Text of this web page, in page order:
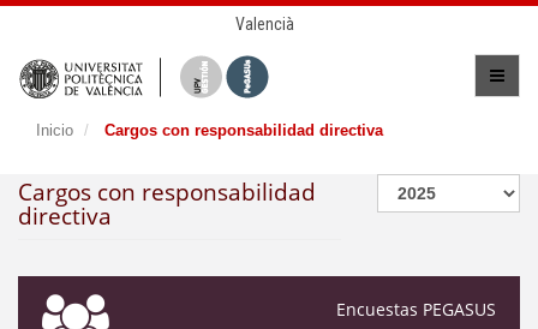
Valencià
Inicio Cargos con responsabilidad directiva
Cargos con responsabilidad
directiva
Encuestas PEGASUS